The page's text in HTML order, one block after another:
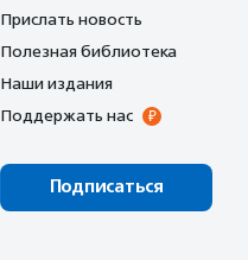
Прислать новость
Полезная библиотека
Наши издания
Поддержать нас
Подписаться